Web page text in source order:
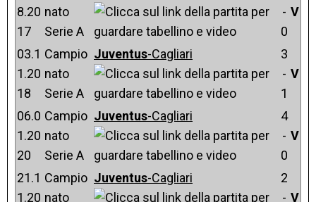
8.20
17
nato
Serie A
-
0
V
03.1
1.20
18
Campio
nato
Serie A
Juventus-Cagliari
3
-
1
V
06.0
1.20
20
Campio
nato
Serie A
Juventus-Cagliari
4
-
0
V
21.1
1.20
Campio
nato
Juventus-Cagliari
2
- V